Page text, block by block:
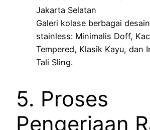
Galeri kolase berbagai
stainless: Minimalis Doff,
Tempered, Klasik Kayu, dan
Tali Sling.
5. Proses
Pengerjaan